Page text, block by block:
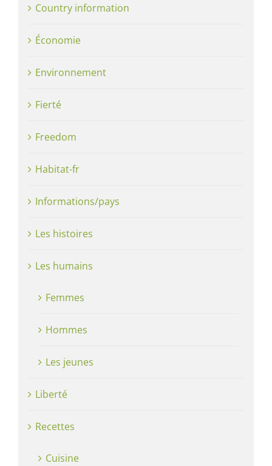
Country information
Économie
Environnement
Fierté
Freedom
Habitat-fr
Informations/pays
Les histoires
Les humains
Femmes
Hommes
Les jeunes
Liberté
Recettes
Cuisine